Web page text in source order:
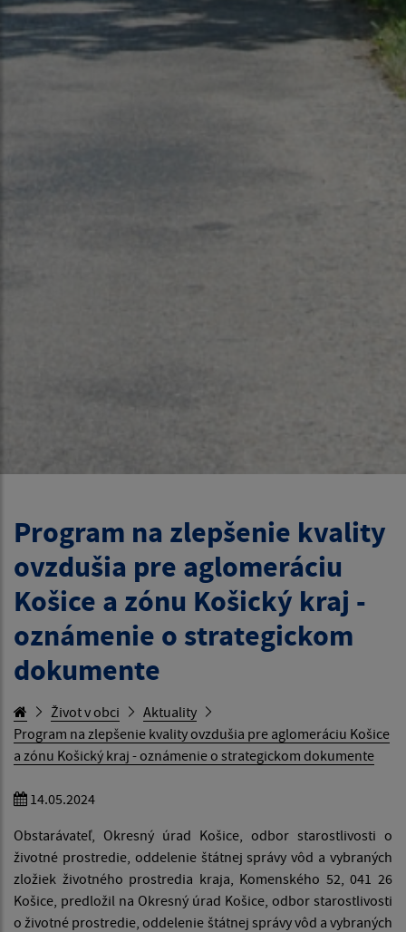
Program na zlepšenie kvality
ovzdušia pre aglomeráciu
Košice a zónu Košický kraj -
oznámenie o strategickom
dokumente
Život v obci
Aktuality
Program na zlepšenie kvality ovzdušia pre aglomeráciu Košice
a zónu Košický kraj - oznámenie o strategickom dokumente
14.05.2024
Obstarávateľ, Okresný úrad Košice, odbor starostlivosti o
životné prostredie, oddelenie štátnej správy vôd a vybraných
zložiek životného prostredia kraja, Komenského 52, 041 26
Košice, predložil na Okresný úrad Košice, odbor starostlivosti
o životné prostredie, oddelenie štátnej správy vôd a vybraných